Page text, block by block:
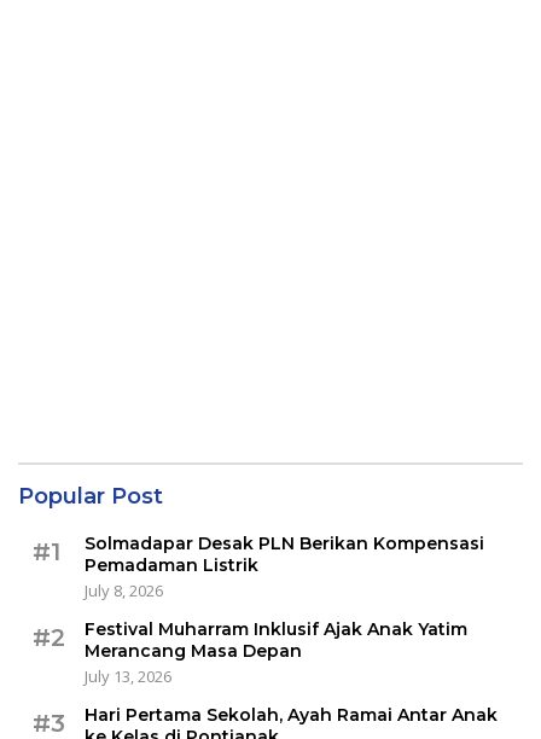
Popular Post
#1
Solmadapar Desak PLN Berikan Kompensasi
Pemadaman Listrik
July 8, 2026
#2
Festival Muharram Inklusif Ajak Anak Yatim
Merancang Masa Depan
July 13, 2026
#3
Hari Pertama Sekolah, Ayah Ramai Antar Anak